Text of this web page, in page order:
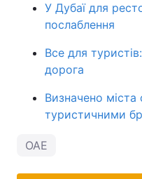
У Дубаї для
послаблення
Все для
дорога
Визначено
туристичними
ОАЕ